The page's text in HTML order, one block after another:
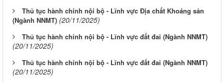
Thủ tục hành chính nội bộ - Lĩnh vực Địa chất Khoáng sản
(Ngành NNMT) (20/11/2025)
Thủ tục hành chính nội bộ - Lĩnh vực đất đai (Ngành NNMT)
(20/11/2025)
Thủ tục hành chính nội bộ - Lĩnh vực đất đai (Ngành NNMT)
(20/11/2025)